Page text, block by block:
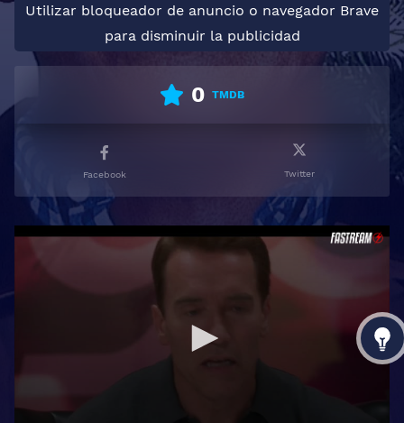
Utilizar bloqueador de anuncio o navegador Brave
para disminuir la publicidad
0 TMDB
Facebook Twitter